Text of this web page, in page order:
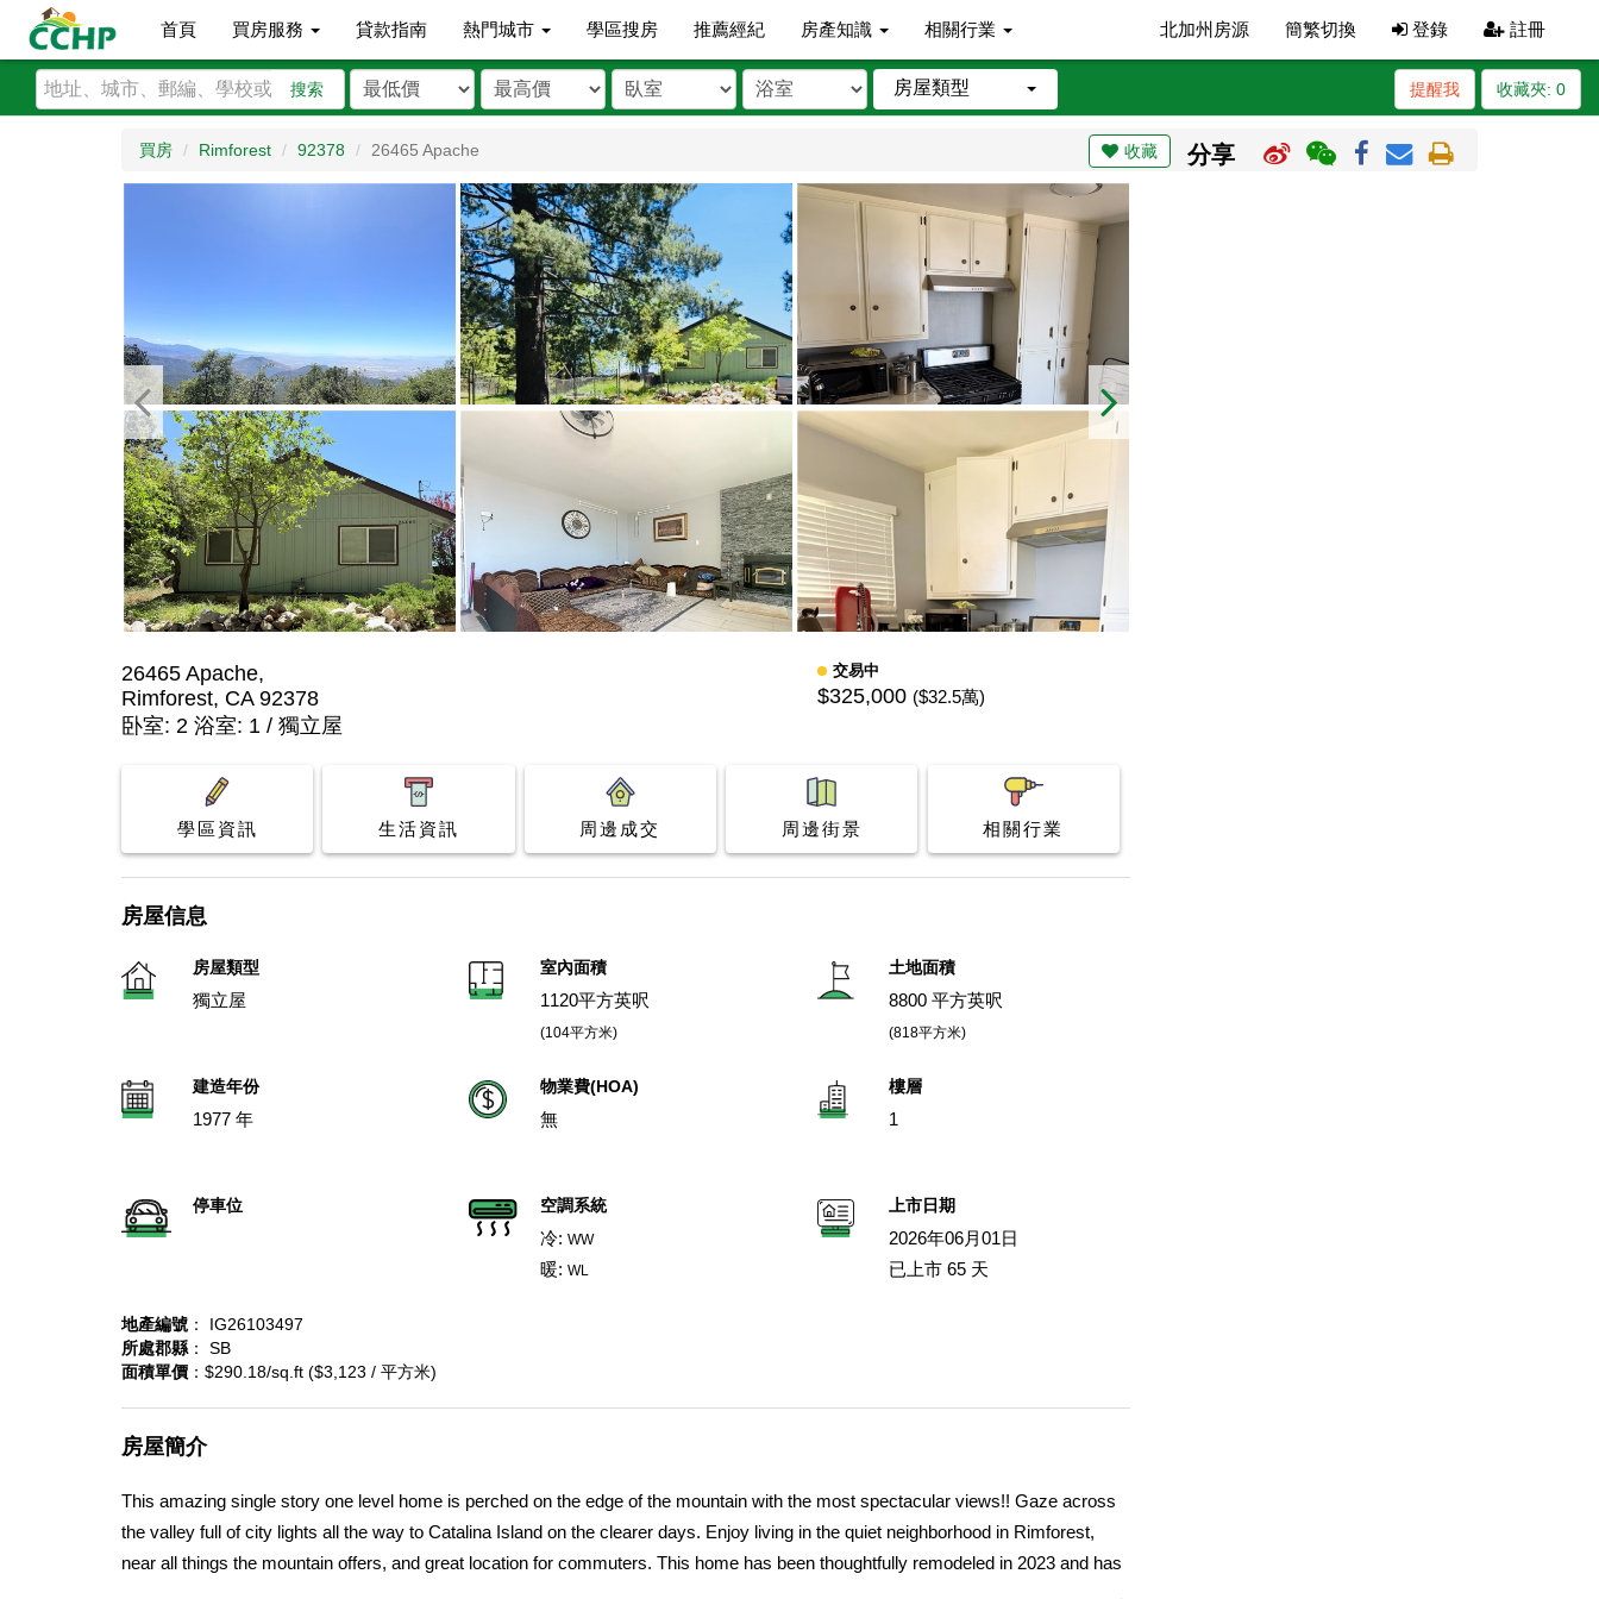
首頁 買房服務 貸款指南 熱門城市 學區搜房 推薦經紀 房產知識 相關行業 北加州房源 簡繁切換 登錄 註冊
搜索 房屋類型 收藏夾: 0
提醒我
買房 Rimforest 92378 26465 Apache 收藏 分享
26465 Apache,
Rimforest, CA 92378
交易中
$325,000 ($32.5萬)
卧室: 2 浴室: 1 / 獨立屋
學區資訊 生活資訊 周邊成交 周邊街景 相關行業
房屋信息
房屋類型
獨立屋
室內面積
1120平方英呎
(104平方米)
土地面積
8800 平方英呎
(818平方米)
建造年份
1977 年
物業費(HOA)
無
樓層
1
停車位
空調系統
冷:WW
暖:WL
上市日期
2026年06月01日
已上市 65 天
地產編號 ： IG26103497
所處郡縣 ： SB
面積單價 ：$290.18/sq.ft ($3,123 / 平方米)
房屋簡介
This amazing single story one level home is perched on the edge of the mountain with the most spectacular views!! Gaze across
the valley full of city lights all the way to Catalina Island on the clearer days. Enjoy living in the quiet neighborhood in Rimforest,
near all things the mountain offers, and great location for commuters. This home has been thoughtfully remodeled in 2023 and has